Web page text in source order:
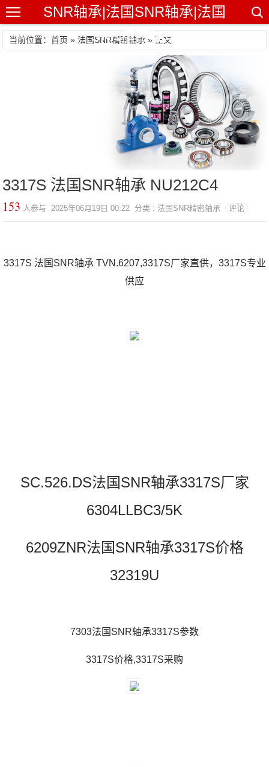
SNR轴承|法国SNR轴承|法国
SNR精密轴承
当前位置：首页 » 法国SNR精密轴承 » 正文
3317S 法国SNR轴承 NU212C4
153 人参与 2025年06月19日 00:22 分类 : 法国SNR精密轴承 评论
3317S 法国SNR轴承 TVN.6207,3317S厂家直供，3317S专业
供应
SC.526.DS法国SNR轴承3317S厂家
6304LLBC3/5K
6209ZNR法国SNR轴承3317S价格
32319U
7303法国SNR轴承3317S参数
3317S价格,3317S采购